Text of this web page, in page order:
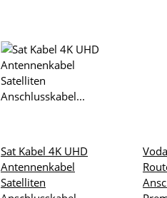
Sat Kabel 4K UHD
Antennenkabel
Satelliten